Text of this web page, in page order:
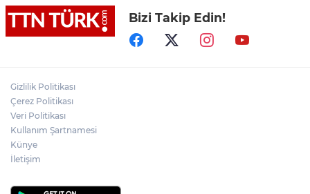
Bakan Tekin üniversite adaylarıyla
tecrübe paylaştı
sonra kaçan hırsıza, temizlik
Bizi Takip Edin!
Gizlilik Politikası
Çerez Politikası
Veri Politikası
Kullanım Şartnamesi
Künye
İletişim